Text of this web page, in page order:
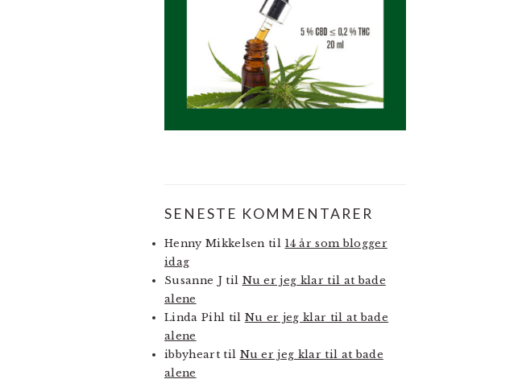
SENESTE KOMMENTARER
Henny Mikkelsen til 14 år som blogger
idag
Susanne Jtil Nu er jeg klar til at bade
alene
Linda Pihl til Nu er jeg klar til at bade
alene
ibbyhearttil Nu er jeg klar til at bade
alene